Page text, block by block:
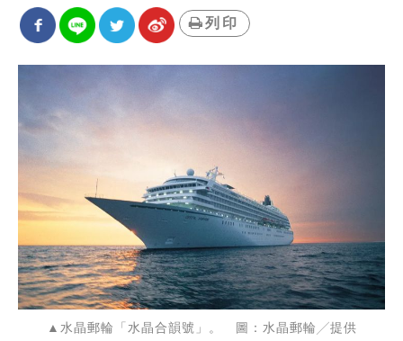
列印
▲水晶郵輪「水晶合韻號」。 圖：水晶郵輪╱提供